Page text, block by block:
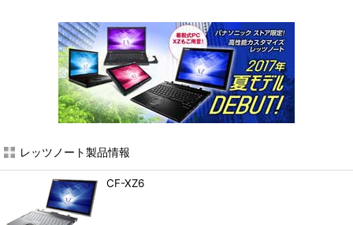
レッツノート製品情報
CF-XZ6